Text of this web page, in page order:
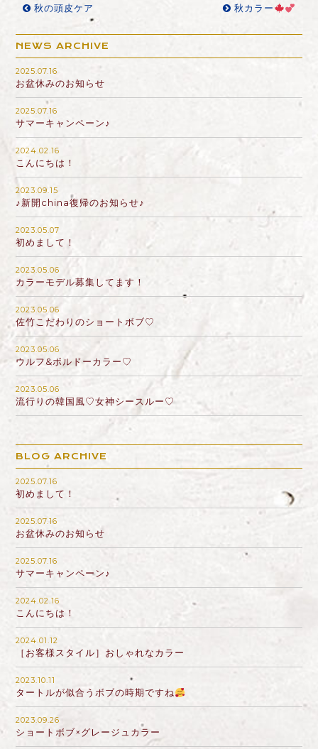
秋の頭皮ケア 秋カラー
NEWS ARCHIVE
2025.07.16
お盆休みのお知らせ
2025.07.16
サマーキャンペーン♪
2024.02.16
こんにちは！
2023.09.15
♪新開china復帰のお知らせ♪
2023.05.07
初めまして！
2023.05.06
カラーモデル募集してます！
2023.05.06
佐竹こだわりのショートボブ♡
2023.05.06
ウルフ&ボルドーカラー♡
2023.05.06
流行りの韓国風♡女神シースルー♡
BLOG ARCHIVE
2025.07.16
初めまして！
2025.07.16
お盆休みのお知らせ
2025.07.16
サマーキャンペーン♪
2024.02.16
こんにちは！
2024.01.12
［お客様スタイル］おしゃれなカラー
2023.10.11
タートルが似合うボブの時期ですね
2023.09.26
ショートボブ×グレージュカラー